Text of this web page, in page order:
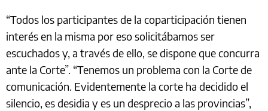
“Todos los participantes de la coparticipación tienen
interés en la misma por eso solicitábamos ser
escuchados y, a través de ello, se dispone que concurra
ante la Corte”. “Tenemos un problema con la Corte de
comunicación. Evidentemente la corte ha decidido el
silencio, es desidia y es un desprecio a las provincias”,